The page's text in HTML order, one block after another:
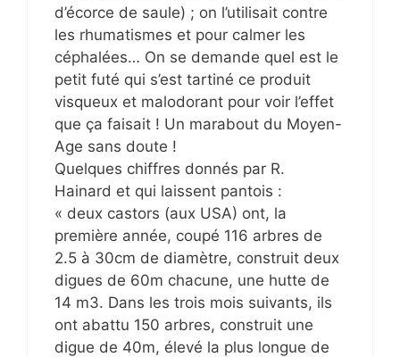
d’écorce de saule) ; on l’utilisait contre
les rhumatismes et pour calmer les
céphalées… On se demande quel est le
petit futé qui s’est tartiné ce produit
visqueux et malodorant pour voir l’effet
que ça faisait ! Un marabout du Moyen-
Age sans doute !
Quelques chiffres donnés par R.
Hainard et qui laissent pantois :
« deux castors (aux USA) ont, la
première année, coupé 116 arbres de
2.5 à 30cm de diamètre, construit deux
digues de 60m chacune, une hutte de
14 m3. Dans les trois mois suivants, ils
ont abattu 150 arbres, construit une
digue de 40m, élevé la plus longue de